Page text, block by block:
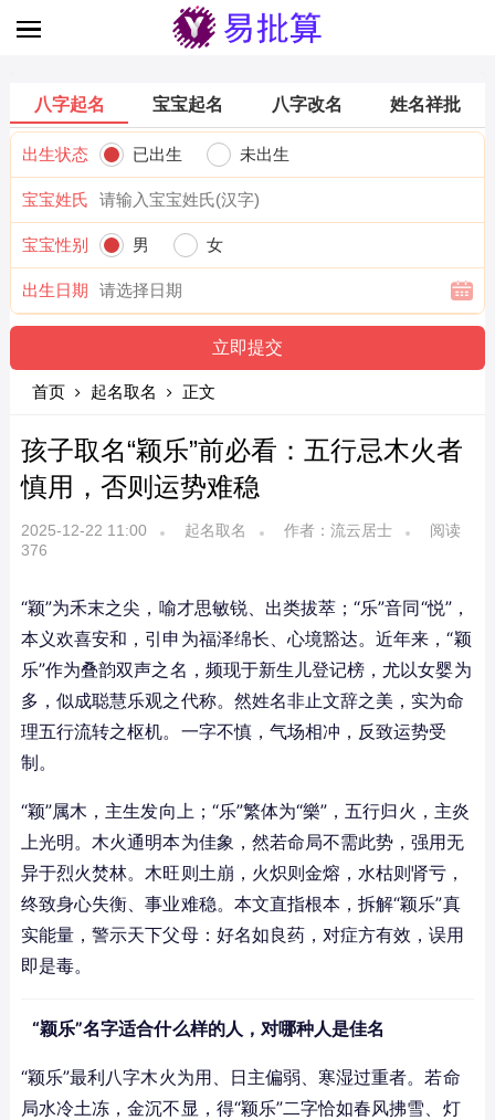
八字起名 宝宝起名 八字改名 姓名祥批
出生状态 已出生 未出生
宝宝姓氏
宝宝性别 男 女
出生日期
首页 起名取名 正文
孩子取名“颖乐”前必看：五行忌木火者
慎用，否则运势难稳
2025-12-22 11:00 起名取名 作者：流云居士
阅读
376
“颖”为禾末之尖，喻才思敏锐、出类拔萃；“乐”音同“悦”，
本义欢喜安和，引申为福泽绵长、心境豁达。近年来，“颖
乐”作为叠韵双声之名，频现于新生儿登记榜，尤以女婴为
多，似成聪慧乐观之代称。然姓名非止文辞之美，实为命
理五行流转之枢机。一字不慎，气场相冲，反致运势受
制。
“颖”属木，主生发向上；“乐”繁体为“樂”，五行归火，主炎
上光明。木火通明本为佳象，然若命局不需此势，强用无
异于烈火焚林。木旺则土崩，火炽则金熔，水枯则肾亏，
终致身心失衡、事业难稳。本文直指根本，拆解“颖乐”真
实能量，警示天下父母：好名如良药，对症方有效，误用
即是毒。
“颖乐”名字适合什么样的人，对哪种人是佳名
“颖乐”最利八字木火为用、日主偏弱、寒湿过重者。若命
局水冷土冻，金沉不显，得“颖乐”二字恰如春风拂雪、灯